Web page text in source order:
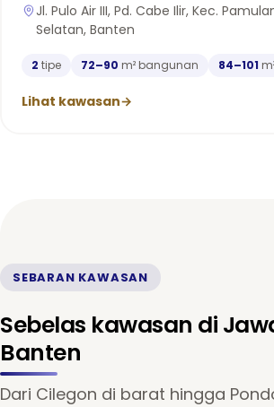
Jl. Pulo Air III, Pd. Cabe Ilir, Kec.
Selatan, Banten
2 tipe 72–90 m² bangunan 84–101
Lihat kawasan→
SEBARAN KAWASAN
Sebelas kawasan di
Banten
Dari Cilegon di barat hingga